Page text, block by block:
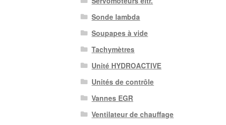
Sonde lambda
Soupapes à vide
Tachymètres
Unité HYDROACTIVE
Unités de contrôle
Vannes EGR
Ventilateur de chauffage